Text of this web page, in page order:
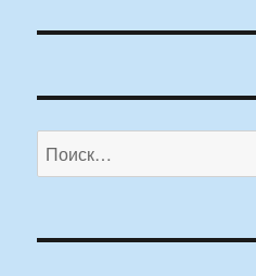
Искать: